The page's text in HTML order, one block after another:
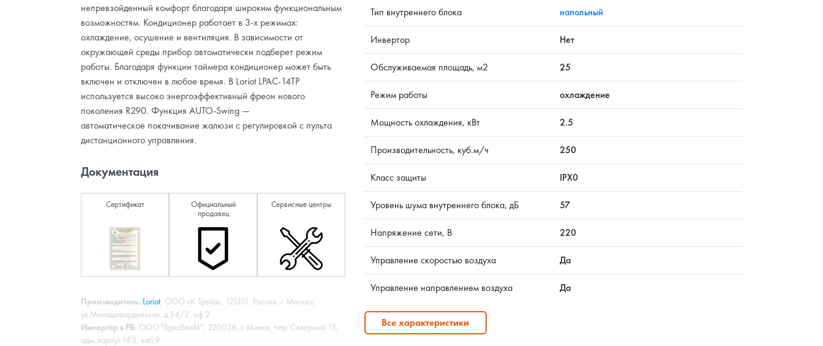
непревзойденный комфорт благодаря широким функциональным
возможностям. Кондиционер работает в 3-х режимах:
охлаждение, осушение и вентиляция. В зависимости от
окружающей среды прибор автоматически подберет режим
работы. Благодаря функции таймера кондиционер может быть
включен и отключен в любое время. В Loriot LPAC-14TP
используется высоко энергоэффективный фреон нового
поколения R290. Функция AUTO-Swing —
автоматическое покачивание жалюзи с регулировкой с пульта
дистанционного управления.
Документация
Сертификат
Официальный
продавец
Сервисные центры
Производитель: Loriot, ООО «К-Трейд», 121351, Россия, г. Москва,
ул.Молодогвардейская, д.54/2, оф.2.
Импортёр в РБ: ООО "БризБелМ", 220036, г. Минск, пер. Северный 13,
адм. корпус №5, каб.9
Тип внутреннего блока напольный
Инвертор Нет
Обслуживаемая площадь, м2 25
Режим работы охлаждение
Мощность охлаждения, кВт 2.5
Производительность, куб.м/ч 250
Класс защиты IPX0
Уровень шума внутреннего блока, дБ 57
Напряжение сети, В 220
Управление скоростью воздуха Да
Управление направлением воздуха Да
Все характеристики